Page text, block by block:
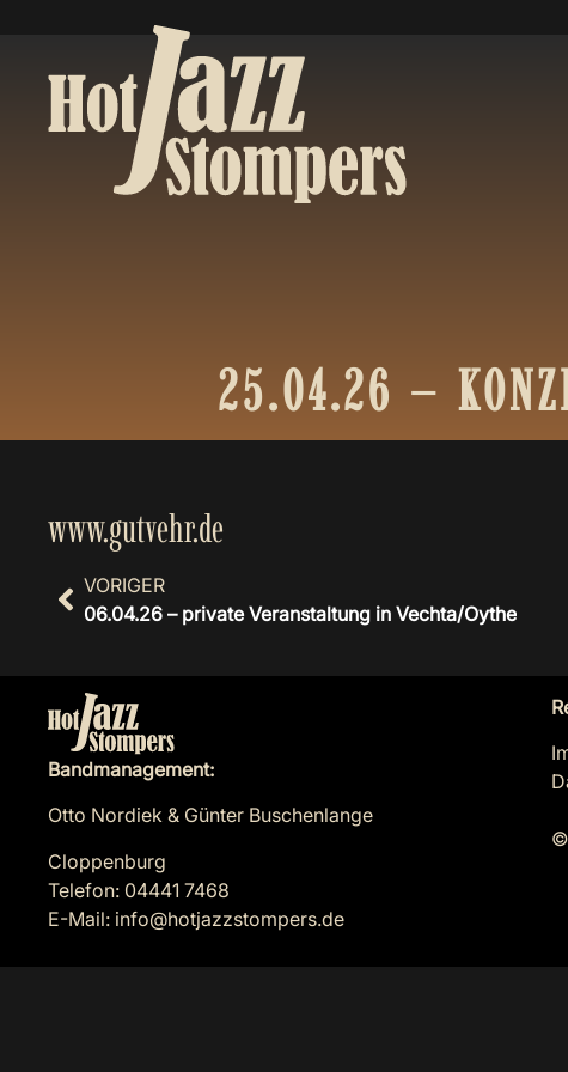
25.04.26 –
www.gutvehr.de
VORIGER
06.04.26 – private Veranstaltung in Vechta/Oythe
Bandmanagement:
Otto Nordiek & Günter Buschenlange
Cloppenburg
Telefon: 04441 7468
E-Mail: info@hotjazzstompers.de
©